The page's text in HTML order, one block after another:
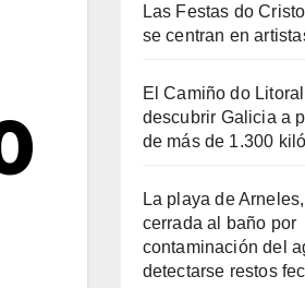
Las Festas do
se centran en
El Camiño do
descubrir Galicia a
de más de 1.300
La playa de
cerrada al baño por
contaminación del
detectarse restos